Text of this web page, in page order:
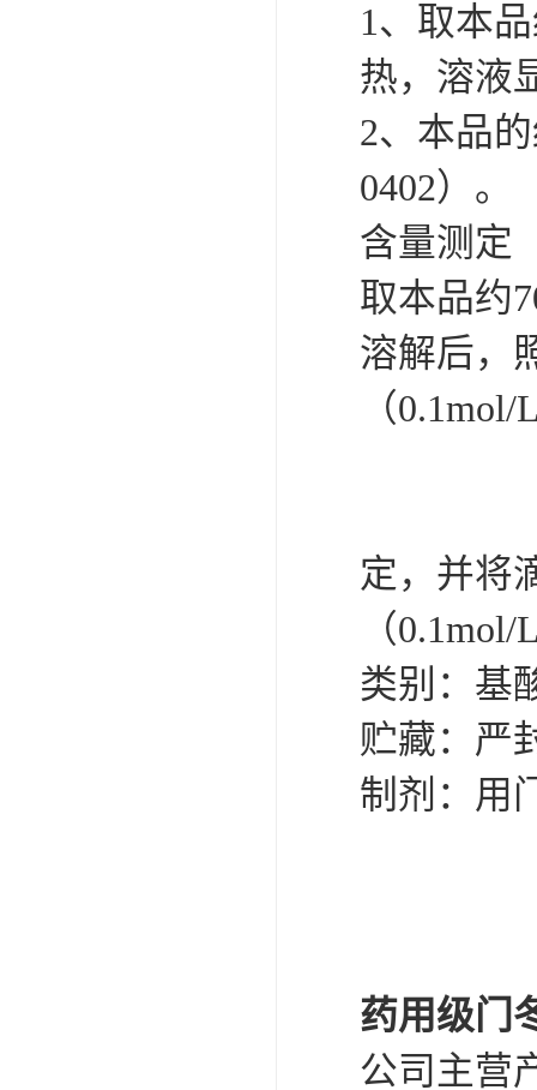
1、取本
热，溶液
2、本品
0402）。
含量测定
取本品约
溶解后，
（
定，并将
（
类别：基
贮藏：严
制剂：用
药用级门
公司主营